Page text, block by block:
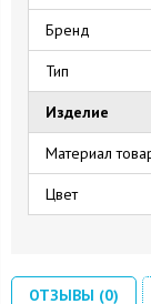
Бренд
Тип
Изделие
Материал
Цвет
ОТЗЫВЫ (0)